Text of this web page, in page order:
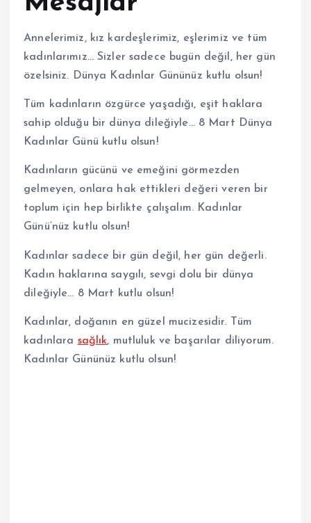
Annelerimiz, kız kardeşlerimiz, eşlerimiz ve tüm
kadınlarımız… Sizler sadece bugün değil, her gün
özelsiniz. Dünya Kadınlar Gününüz kutlu olsun!
Tüm kadınların özgürce yaşadığı, eşit haklara
sahip olduğu bir dünya dileğiyle… 8 Mart Dünya
Kadınlar Günü kutlu olsun!
Kadınların gücünü ve emeğini görmezden
gelmeyen, onlara hak ettikleri değeri veren bir
toplum için hep birlikte çalışalım. Kadınlar
Günü’nüz kutlu olsun!
Kadınlar sadece bir gün değil, her gün değerli.
Kadın haklarına saygılı, sevgi dolu bir dünya
dileğiyle… 8 Mart kutlu olsun!
Kadınlar, doğanın en güzel mucizesidir. Tüm
kadınlara sağlık, mutluluk ve başarılar diliyorum.
Kadınlar Gününüz kutlu olsun!